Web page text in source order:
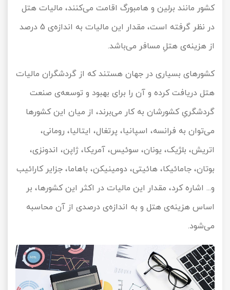
کشور مانند برلین و هامبورگ اقامت می‌کنند، مالیات هتل
در نظر گرفته است، مقدار این مالیات به اندازه‌ی 5 درصد
از هزینه‌ی هتلِ مسافر می‌باشد.
کشورهای بسیاری در جهان هستند که از گردشگران مالیات
هتل دریافت کرده و آن را برای بهبود و توسعه‌ی صنعت
گردشگریِ کشورشان به کار می‌برند، از میان این کشورها
می‌توان به فرانسه، اسپانیا، پرتغال، ایتالیا، رومانی،
اتریش، بلژیک، یونان، سوئیس، آمریکا، ژاپن، اندونزی،
بوتان، جامائیکا، هائیتی، دومینیکن، باهاما، جزایر کارائیب
و... اشاره کرد، مقدار این مالیات در اکثر این کشورها، بر
اساس هزینه‌ی هتل و به اندازه‌ی درصدی از آن محاسبه
می‌شود.